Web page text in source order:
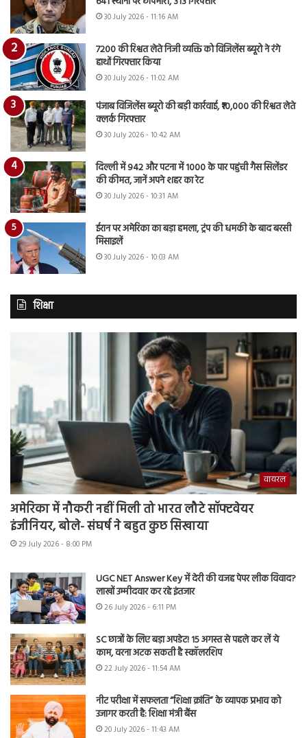
30 July 2026 - 11:16 AM
7200 की रिश्वत लेते निजी व्यक्ति को विजिलेंस ब्यूरो ने रंगे
हाथों गिरफ्तार किया
30 July 2026 - 11:02 AM
पंजाब विजिलेंस ब्यूरो की बड़ी कार्रवाई, ₹10,000 की रिश्वत लेते
क्लर्क गिरफ्तार
30 July 2026 - 10:42 AM
दिल्ली में 942 और पटना में 1000 के पार पहुंची गैस सिलेंडर
की कीमत, जानें अपने शहर का रेट
30 July 2026 - 10:31 AM
ईरान पर अमेरिका का बड़ा हमला, ट्रंप की धमकी के बाद बरसी
मिसाइलें
30 July 2026 - 10:03 AM
शिक्षा
वायरल
अमेरिका में नौकरी नहीं मिली तो भारत लौटे सॉफ्टवेयर
इंजीनियर, बोले- संघर्ष ने बहुत कुछ सिखाया
29 July 2026 - 8:00 PM
UGC NET Answer Key में देरी की वजह पेपर लीक विवाद?
लाखों उम्मीदवार कर रहे इंतजार
26 July 2026 - 6:11 PM
SC छात्रों के लिए बड़ा अपडेट! 15 अगस्त से पहले कर लें ये
काम, वरना अटक सकती है स्कॉलरशिप
22 July 2026 - 11:54 AM
नीट परीक्षा में सफलता “शिक्षा क्रांति” के व्यापक प्रभाव को
उजागर करती है: शिक्षा मंत्री बैंस
20 July 2026 - 11:43 AM